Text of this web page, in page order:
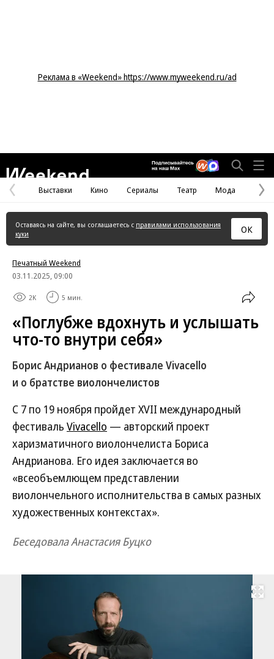
Реклама в «Weekend» https://www.myweekend.ru/ad
Предыдущая
страница
Выставки Кино Сериалы Театр Мода
Оставаясь на сайте, вы соглашаетесь с правилами использования
куки
ОК
Печатный Weekend
03.11.2025, 09:00
2K 5 мин.
«Поглубже вдохнуть и услышать
что-то внутри себя»
Борис Андрианов о фестивале Vivacello
и о братстве виолончелистов
С 7 по 19 ноября пройдет XVII международный
фестиваль Vivacello — авторский проект
харизматичного виолончелиста Бориса
Андрианова. Его идея заключается во
«всеобъемлющем представлении
виолончельного исполнительства в самых разных
художественных контекстах».
Беседовала Анастасия Буцко
Развернуть